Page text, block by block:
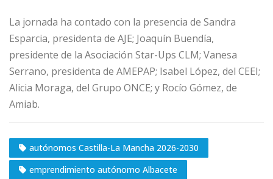
La jornada ha contado con la presencia de Sandra
Esparcia, presidenta de AJE; Joaquín Buendía,
presidente de la Asociación Star-Ups CLM; Vanesa
Serrano, presidenta de AMEPAP; Isabel López, del CEEI;
Alicia Moraga, del Grupo ONCE; y Rocío Gómez, de
Amiab.
autónomos Castilla-La Mancha 2026-2030
emprendimiento autónomo Albacete